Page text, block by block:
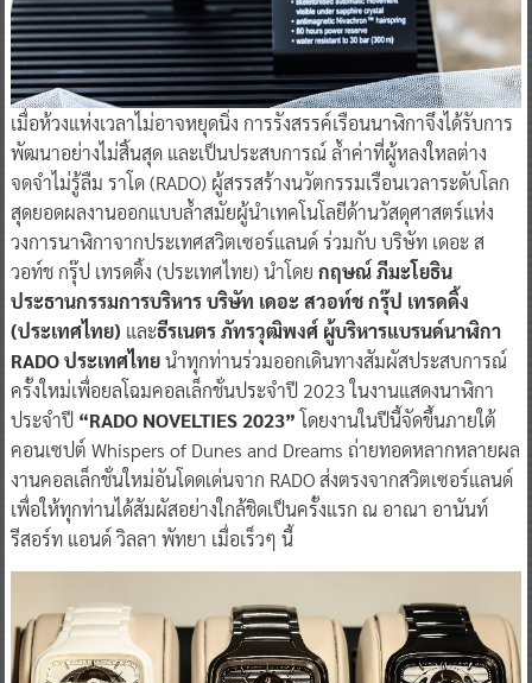
เมื่อห้วงแห่งเวลาไม่อาจหยุดนิ่ง การรังสรรค์เรือนนาฬิกาจึงได้รับการ
พัฒนาอย่างไม่สิ้นสุด และเป็นประสบการณ์ ล้ำค่าที่ผู้หลงใหลต่าง
จดจำไม่รู้ลืม ราโด (RADO) ผู้สรรสร้างนวัตกรรมเรือนเวลาระดับโลก
สุดยอดผลงานออกแบบล้ำสมัยผู้นำเทคโนโลยีด้านวัสดุศาสตร์แห่ง
วงการนาฬิกาจากประเทศสวิตเซอร์แลนด์ ร่วมกับ บริษัท เดอะ ส
วอท์ช กรุ๊ป เทรดดิ้ง (ประเทศไทย) นำโดย กฤษณ์ ภีมะโยธิน
ประธานกรรมการบริหาร บริษัท เดอะ สวอท์ช กรุ๊ป เทรดดิ้ง
(ประเทศไทย) และธีรเนตร ภัทรวุฒิพงศ์ ผู้บริหารแบรนด์นาฬิกา
RADO ประเทศไทยนำทุกท่านร่วมออกเดินทางสัมผัสประสบการณ์
ครั้งใหม่เพื่อยลโฉมคอลเล็กชั่นประจำปี 2023 ในงานแสดงนาฬิกา
ประจำปี“RADO NOVELTIES 2023” โดยงานในปีนี้จัดขึ้นภายใต้
คอนเซปต์ Whispers of Dunes and Dreams ถ่ายทอดหลากหลายผล
งานคอลเล็กชั่นใหม่อันโดดเด่นจาก RADO ส่งตรงจากสวิตเซอร์แลนด์
เพื่อให้ทุกท่านได้สัมผัสอย่างใกล้ชิดเป็นครั้งแรก ณ อาณา อานันท์
รีสอร์ท แอนด์ วิลลา พัทยา เมื่อเร็วๆ นี้